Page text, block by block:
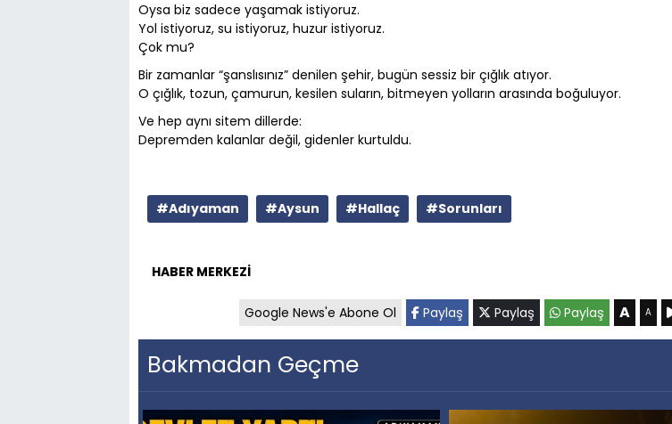
Oysa biz sadece yaşamak istiyoruz.
Yol istiyoruz, su istiyoruz, huzur istiyoruz.
Çok mu?
Bir zamanlar “şanslısınız” denilen şehir, bugün sessiz bir çığlık atıyor.
O çığlık, tozun, çamurun, kesilen suların, bitmeyen yolların arasında boğuluyor.
Ve hep aynı sitem dillerde:
Depremden kalanlar değil, gidenler kurtuldu.
#Adıyaman #Aysun #Hallaç #Sorunları
HABER MERKEZİ
Google News'e Abone Ol Paylaş Paylaş Paylaş A A
Bakmadan Geçme